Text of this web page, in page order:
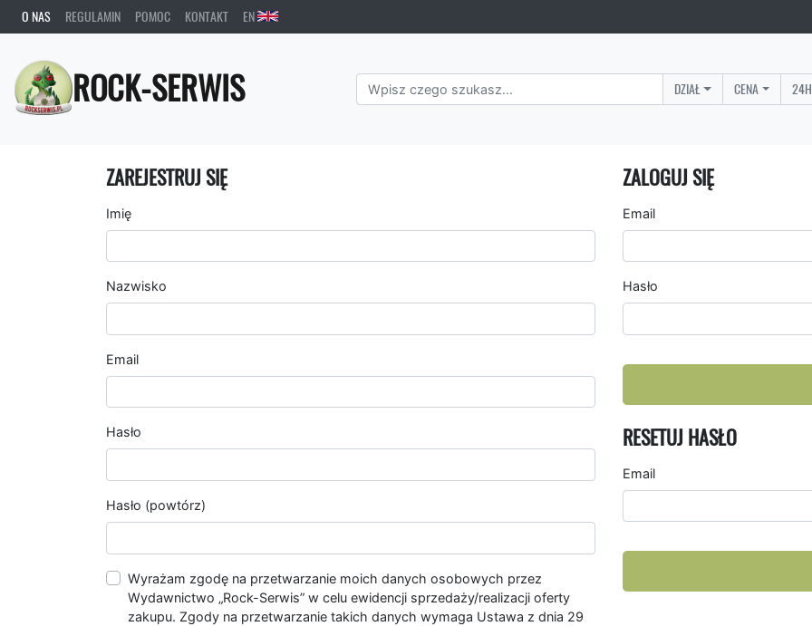
O NAS REGULAMIN POMOC KONTAKT EN
ROCK-SERWIS DZIAŁ CENA
ZAREJESTRUJ SIĘ
Imię
Nazwisko
Email
Hasło
Hasło (powtórz)
Wyrażam zgodę na przetwarzanie moich danych osobowych przez
Wydawnictwo „Rock-Serwis” w celu ewidencji sprzedaży/realizacji oferty
zakupu. Zgody na przetwarzanie takich danych wymaga Ustawa z dnia 29
ZALOGUJ SIĘ
Email
Hasło
RESETUJ HASŁO
Email